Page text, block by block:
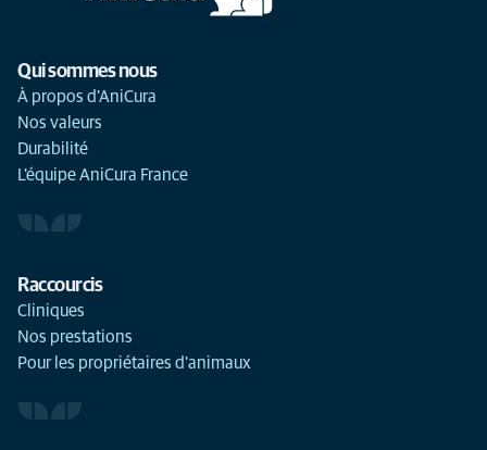
Qui sommes nous
À propos d'AniCura
Nos valeurs
Durabilité
L'équipe AniCura France
Raccourcis
Cliniques
Nos prestations
Pour les propriétaires d'animaux